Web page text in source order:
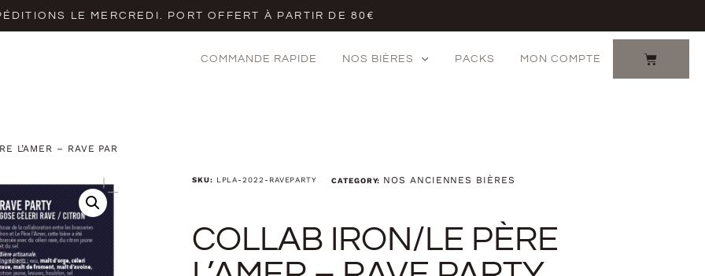
LE MERCREDI. PORT OFFERT À PARTIR DE 80€
COMMANDE RAPIDE NOS BIÈRES PACKS MON COMPTE
L’AMER – RAVE PARTY
SKU: LPLA-2022-RAVEPARTY CATEGORY: NOS ANCIENNES BIÈRES
COLLAB IRON/LE PÈRE